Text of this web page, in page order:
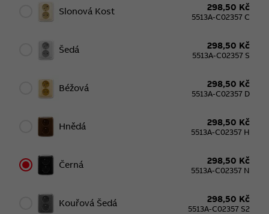
Slonová Kost 298,50 Kč
5513A-C02357 C
Šedá 298,50 Kč
5513A-C02357 S
Béžová 298,50 Kč
5513A-C02357 D
Hnědá 298,50 Kč
5513A-C02357 H
Černá 298,50 Kč
5513A-C02357 N
Kouřová Šedá 298,50 Kč
5513A-C02357 S2